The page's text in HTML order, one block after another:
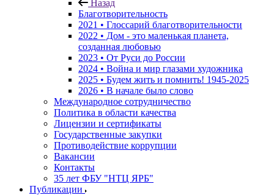
Назад
Благотворительность
2021 • Глоссарий благотворительности
2022 • Дом - это маленькая планета,
созданная любовью
2023 • От Руси до России
2024 • Война и мир глазами художника
2025 • Будем жить и помнить! 1945-2025
2026 • В начале было слово
Международное сотрудничество
Политика в области качества
Лицензии и сертификаты
Государственные закупки
Противодействие коррупции
Вакансии
Контакты
35 лет ФБУ "НТЦ ЯРБ"
Публикации